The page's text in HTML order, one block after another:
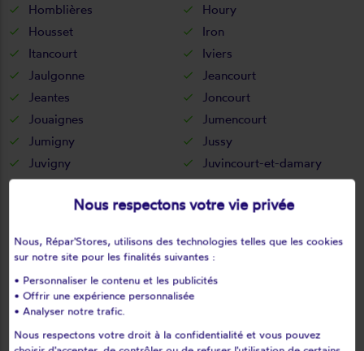
Homblières
Houry
Housset
Iron
Itancourt
Iviers
Jaulgonne
Jeancourt
Jeantes
Joncourt
Jouaignes
Jumencourt
Jumigny
Jussy
Juvigny
Juvincourt-et-damary
La bouteille
La capelle
La celle-sous-montmirail
La chapelle-monthodon
La fère
La ferté-chevresis
La ferté-milon
La hérie
La malmaison
La neuville-en-beine
La neuville-lès-dorengt
La vallée-au-blé
Nous respectons votre vie privée
Nous, Répar'Stores, utilisons des technologies telles que les cookies
sur notre site pour les finalités suivantes :
• Personnaliser le contenu et les publicités
• Offrir une expérience personnalisée
• Analyser notre trafic.
Nous respectons votre droit à la confidentialité et vous pouvez